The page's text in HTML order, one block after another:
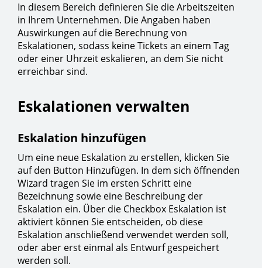
In diesem Bereich definieren Sie die Arbeitszeiten
in Ihrem Unternehmen. Die Angaben haben
Auswirkungen auf die Berechnung von
Eskalationen, sodass keine Tickets an einem Tag
oder einer Uhrzeit eskalieren, an dem Sie nicht
erreichbar sind.
Eskalationen verwalten
Eskalation hinzufügen
Um eine neue Eskalation zu erstellen, klicken Sie
auf den Button Hinzufügen. In dem sich öffnenden
Wizard tragen Sie im ersten Schritt eine
Bezeichnung sowie eine Beschreibung der
Eskalation ein. Über die Checkbox Eskalation ist
aktiviert können Sie entscheiden, ob diese
Eskalation anschließend verwendet werden soll,
oder aber erst einmal als Entwurf gespeichert
werden soll.